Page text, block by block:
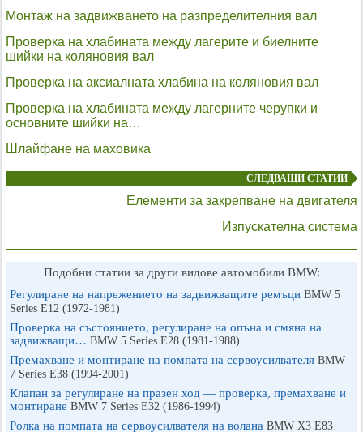
Монтаж на задвижването на разпределителния вал
Проверка на хлабината между лагерите и биелните
шийки на коляновия вал
Проверка на аксиалната хлабина на коляновия вал
Проверка на хлабината между лагерните черупки и
основните шийки на…
Шлайфане на маховика
СЛЕДВАЩИ СТАТИИ
Елементи за закрепване на двигателя
Изпускателна система
Подобни статии за други видове автомобили BMW:
Регулиране на напрежението на задвижващите ремъци BMW 5
Series E12 (1972-1981)
Проверка на състоянието, регулиране на опъна и смяна на
задвижващи… BMW 5 Series E28 (1981-1988)
Премахване и монтиране на помпата на сервоусилвателя BMW
7 Series E38 (1994-2001)
Клапан за регулиране на празен ход — проверка, премахване и
монтиране BMW 7 Series E32 (1986-1994)
Ролка на помпата на сервоусилвателя на волана BMW X3 Е83